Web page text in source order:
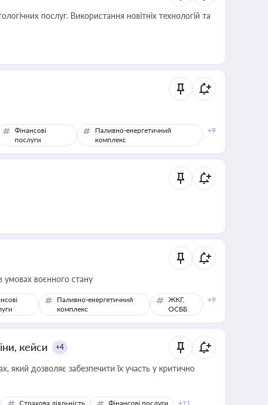
послуг. Використання новітніх технологій та
Фінансові
послуги
Паливно-енергетичний
комплекс
+9
умовах воєнного стану
Паливно-енергетичний
комплекс
ЖКГ,
ОСББ
+9
кейси +4
який дозволяє забезпечити їх участь у критично
Страхова діяльність Фінансові послуги +11